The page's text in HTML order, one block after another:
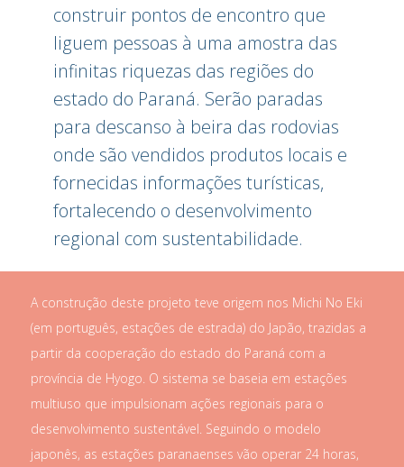
construir pontos de encontro que
liguem pessoas à uma amostra das
infinitas riquezas das regiões do
estado do Paraná. Serão paradas
para descanso à beira das rodovias
onde são vendidos produtos locais e
fornecidas informações turísticas,
fortalecendo o desenvolvimento
regional com sustentabilidade.
A construção deste projeto teve origem nos Michi No Eki
(em português, estações de estrada) do Japão, trazidas a
partir da cooperação do estado do Paraná com a
província de Hyogo. O sistema se baseia em estações
multiuso que impulsionam ações regionais para o
desenvolvimento sustentável. Seguindo o modelo
japonês, as estações paranaenses vão operar 24 horas,